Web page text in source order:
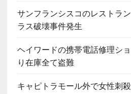
サンフランシスコのレストラ
ラス破壊事件発生
ヘイワードの携帯電話修理シ
り在庫全て盗難
キャピトラモール外で女性刺